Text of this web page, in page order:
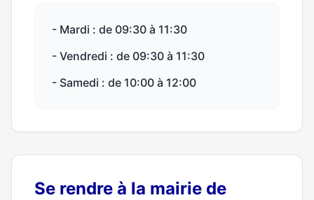
- Mardi : de 09:30 à 11:30
- Vendredi : de 09:30 à 11:30
- Samedi : de 10:00 à 12:00
Se rendre à la mairie de